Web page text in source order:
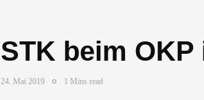
STK beim
24. Mai 2019 1 Mins read